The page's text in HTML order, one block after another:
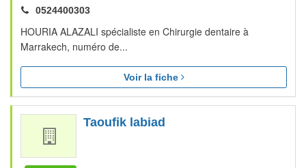
0524400303
HOURIA ALAZALI spécialiste en Chirurgie dentaire à
Marrakech, numéro de...
Voir la fiche
Taoufik labiad